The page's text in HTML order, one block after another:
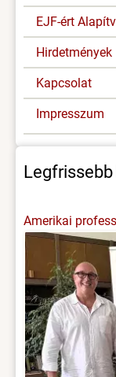
EJF-ért
Hirdetmények
Kapcsolat
Impresszum
Amerikai